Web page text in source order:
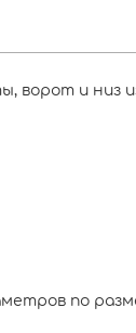
ворот и низ
по